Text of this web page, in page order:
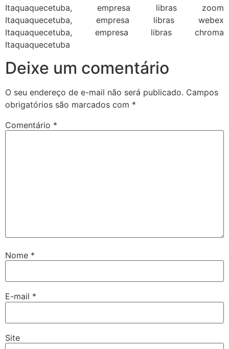
Itaquaquecetuba, empresa libras zoom
Itaquaquecetuba, empresa libras webex
Itaquaquecetuba, empresa libras chroma
Itaquaquecetuba
Deixe um comentário
O seu endereço de e-mail não será publicado. Campos
obrigatórios são marcados com *
Comentário *
Nome *
E-mail *
Site